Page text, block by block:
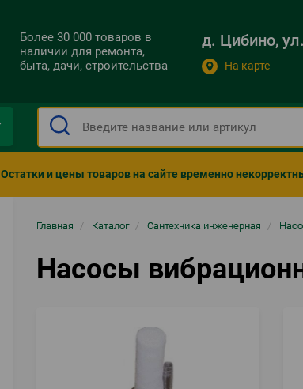
Более 30 000 товаров в
наличии для ремонта,
быта, дачи, строительства
д. Цибино,
На карте
Остатки и цены товаров на сайте временно
Строка
навигации
Главная / Каталог / Сантехника инженерная /
Насосы